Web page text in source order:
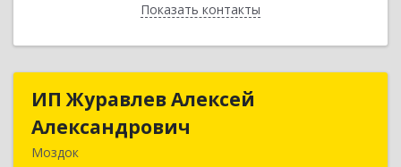
Показать контакты
Назад
ИП Журавлев Алексей
Александрович
Моздок
ИП Журавлев Алексей